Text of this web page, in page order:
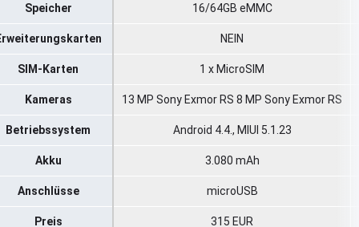
Speicher 16/64GB eMMC
NEIN
SIM-Karten 1 x MicroSIM
Kameras 13 MP Sony Exmor RS 8 MP Sony Exmor RS
Betriebssystem Android 4.4., MIUI 5.1.23
Akku 3.080 mAh
Anschlüsse microUSB
Preis 315 EUR